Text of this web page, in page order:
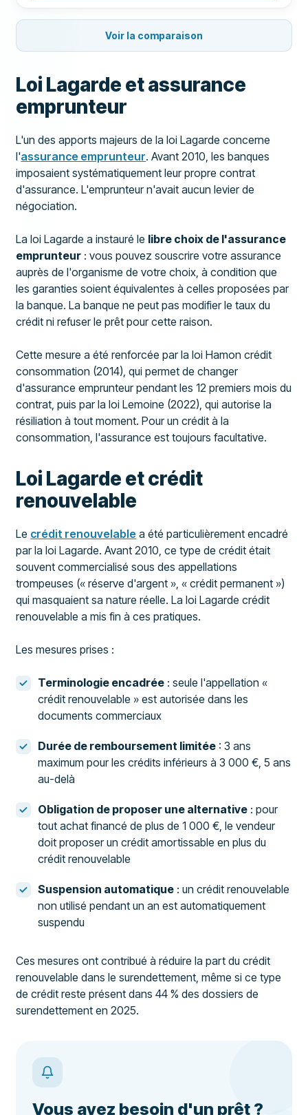
Voir la comparaison
Loi Lagarde et assurance
emprunteur
L'un des apports majeurs de la loi Lagarde concerne
l'assurance emprunteur. Avant 2010, les banques
imposaient systématiquement leur propre contrat
d'assurance. L'emprunteur n'avait aucun levier de
négociation.
La loi Lagarde a instauré le libre choix de l'assurance
emprunteur : vous pouvez souscrire votre assurance
auprès de l'organisme de votre choix, à condition que
les garanties soient équivalentes à celles proposées par
la banque. La banque ne peut pas modifier le taux du
crédit ni refuser le prêt pour cette raison.
Cette mesure a été renforcée par la loi Hamon crédit
consommation (2014), qui permet de changer
d'assurance emprunteur pendant les 12 premiers mois du
contrat, puis par la loi Lemoine (2022), qui autorise la
résiliation à tout moment. Pour un crédit à la
consommation, l'assurance est toujours facultative.
Loi Lagarde et crédit
renouvelable
Le crédit renouvelable a été particulièrement encadré
par la loi Lagarde. Avant 2010, ce type de crédit était
souvent commercialisé sous des appellations
trompeuses (« réserve d'argent », « crédit permanent »)
qui masquaient sa nature réelle. La loi Lagarde crédit
renouvelable a mis fin à ces pratiques.
Les mesures prises :
Terminologie encadrée : seule l'appellation «
crédit renouvelable » est autorisée dans les
documents commerciaux
Durée de remboursement limitée : 3 ans
maximum pour les crédits inférieurs à 3 000 €, 5 ans
au-delà
Obligation de proposer une alternative : pour
tout achat financé de plus de 1 000 €, le vendeur
doit proposer un crédit amortissable en plus du
crédit renouvelable
Suspension automatique : un crédit renouvelable
non utilisé pendant un an est automatiquement
suspendu
Ces mesures ont contribué à réduire la part du crédit
renouvelable dans le surendettement, même si ce type
de crédit reste présent dans 44 % des dossiers de
surendettement en 2025.
Vous avez besoin d'un prêt ?